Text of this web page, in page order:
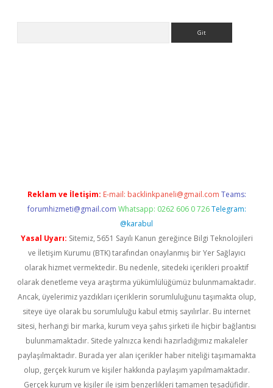
Reklam ve İletişim: E-mail: backlinkpaneli@gmail.com Teams:
forumhizmeti@gmail.com Whatsapp: 0262 606 0 726 Telegram:
@karabul
Yasal Uyarı: Sitemiz, 5651 Sayılı Kanun gereğince Bilgi Teknolojileri
ve İletişim Kurumu (BTK) tarafından onaylanmış bir Yer Sağlayıcı
olarak hizmet vermektedir. Bu nedenle, sitedeki içerikleri proaktif
olarak denetleme veya araştırma yükümlülüğümüz bulunmamaktadır.
Ancak, üyelerimiz yazdıkları içeriklerin sorumluluğunu taşımakta olup,
siteye üye olarak bu sorumluluğu kabul etmiş sayılırlar. Bu internet
sitesi, herhangi bir marka, kurum veya şahıs şirketi ile hiçbir bağlantısı
bulunmamaktadır. Sitede yalnızca kendi hazırladığımız makaleler
paylaşılmaktadır. Burada yer alan içerikler haber niteliği taşımamakta
olup, gerçek kurum ve kişiler hakkında paylaşım yapılmamaktadır.
Gerçek kurum ve kişiler ile isim benzerlikleri tamamen tesadüfidir.